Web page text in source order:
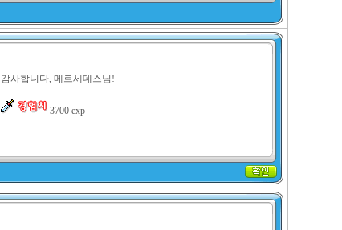
감사합니다, 메르세데스님!
3700 exp